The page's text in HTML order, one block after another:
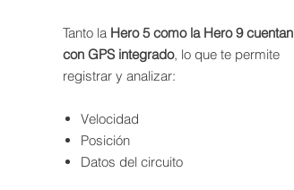
Tanto la Hero 5 como la Hero 9 cuentan
con GPS integrado, lo que te permite
registrar y analizar:
Velocidad
Posición
Datos del circuito